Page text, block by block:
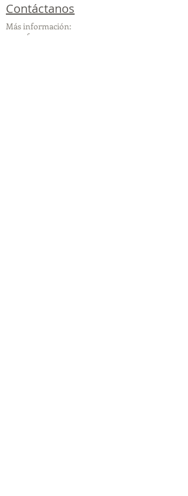
Contáctanos
Más información:
www.fraveo.com